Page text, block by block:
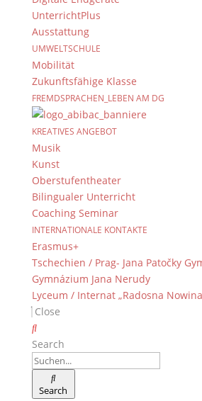
UnterrichtPlus
Ausstattung
UMWELTSCHULE
Mobilität
Zukunftsfähige Klasse
FREMDSPRACHEN_LEBEN AM DG
KREATIVES ANGEBOT
Musik
Kunst
Oberstufentheater
Bilingualer Unterricht
Coaching Seminar
INTERNATIONALE KONTAKTE
Erasmus+
Tschechien / Prag- Jana Patočky
Gymnázium Jana Nerudy
Lyceum / Internat „Radosna
Close
Search
Search